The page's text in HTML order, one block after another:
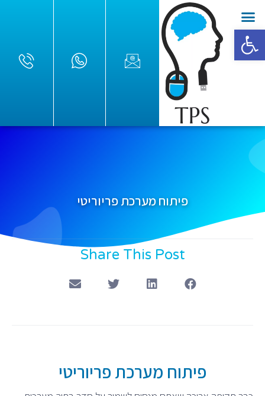
פתח סרגל נגישות
פיתוח מערכת פריוריטי
Share This Post
פיתוח מערכת פריוריטי